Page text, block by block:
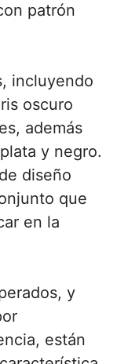
patrón
incluyendo
oscuro
además
y negro.
diseño
que
en la
y
están